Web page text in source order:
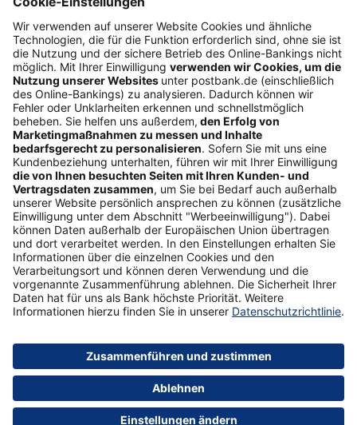
Folgen Sie uns
Postbank Newsletter
E-Mail-Adresse Abonnieren
Datenschutz
Formulare Über uns